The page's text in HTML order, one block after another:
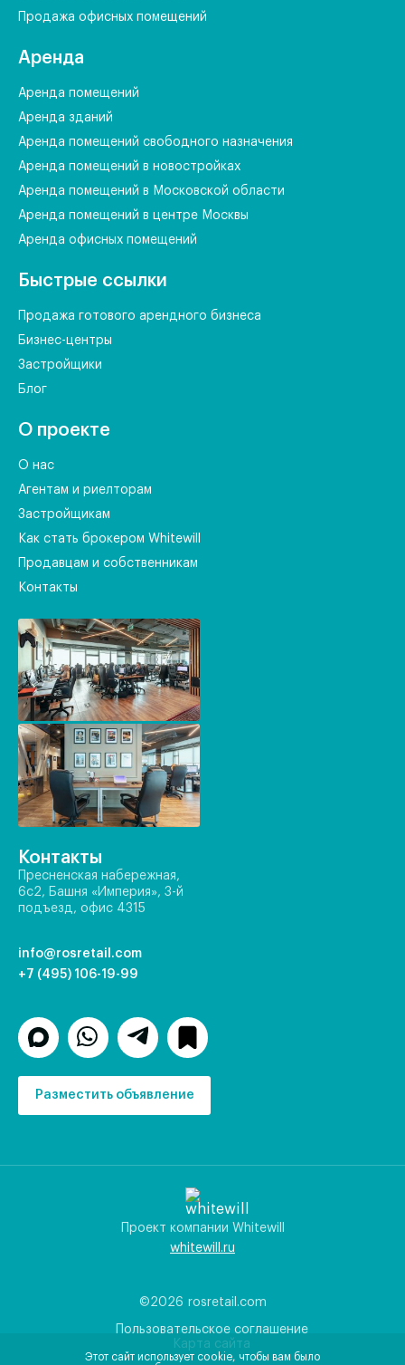
Продажа офисных помещений
Аренда
Аренда помещений
Аренда зданий
Аренда помещений свободного назначения
Аренда помещений в новостройках
Аренда помещений в Московской области
Аренда помещений в центре Москвы
Аренда офисных помещений
Быстрые ссылки
Продажа готового арендного бизнеса
Бизнес-центры
Застройщики
Блог
О проекте
О нас
Агентам и риелторам
Застройщикам
Как стать брокером Whitewill
Продавцам и собственникам
Контакты
Контакты
Пресненская набережная,
6с2, Башня «Империя», 3-й
подъезд, офис 4315
info@rosretail.com
+7 (495) 106-19-99
Разместить объявление
©2026 rosretail.com
Пользовательское соглашение
Карта сайта
Проект компании Whitewill
whitewill.ru
Этот сайт использует cookie, чтобы вам было